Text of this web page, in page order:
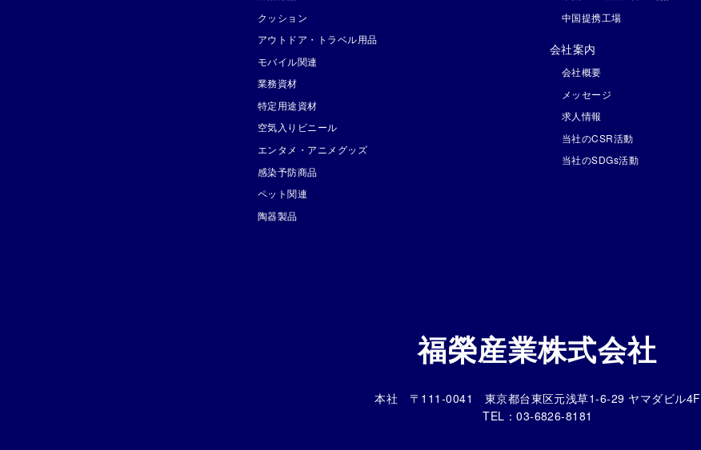
クッション
アウトドア・トラベル用品
モバイル関連
業務資材
特定用途資材
空気入りビニール
エンタメ・アニメグッズ
感染予防商品
ペット関連
陶器製品
中国提携工場
会社案内
会社概要
メッセージ
求人情報
当社のCSR活動
当社のSDGs活動
福榮産業株式会社
本社 〒111-0041 東京都台東区元浅草1-6-29 ヤマダビル4F
TEL：03-6826-8181